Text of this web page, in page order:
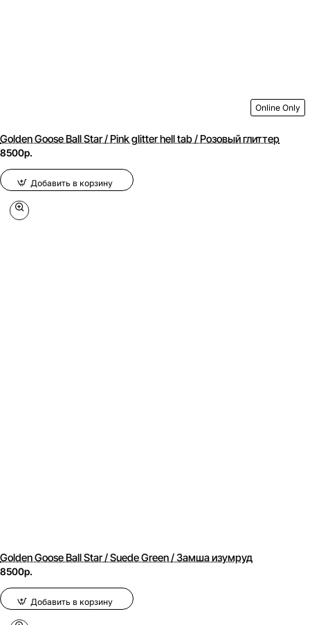
Online Only
Golden Goose Ball Star / Pink glitter hell tab / Розовый глиттер
8500р.
Добавить в корзину
Golden Goose Ball Star / Suede Green / Замша изумруд
8500р.
Добавить в корзину